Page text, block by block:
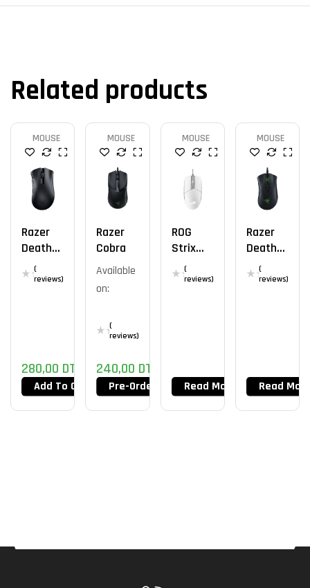
Related products
MOUSE
Razer
DeathA
Dder V2
X
(
reviews)
280,00 DT
Add To Cart
MOUSE
Razer
Cobra
Available
on:
(
reviews)
240,00 DT
Pre-Order Now
MOUSE
ROG
Strix
Impact
II
(
reviews)
Read More
MOUSE
Razer
DeathA
Dder V2
(
reviews)
Read